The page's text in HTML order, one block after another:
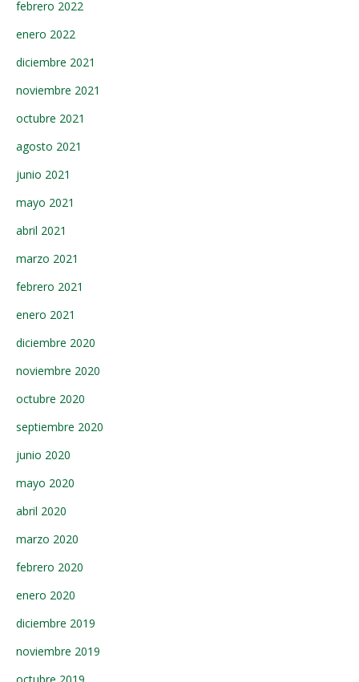
febrero 2022
enero 2022
diciembre 2021
noviembre 2021
octubre 2021
agosto 2021
junio 2021
mayo 2021
abril 2021
marzo 2021
febrero 2021
enero 2021
diciembre 2020
noviembre 2020
octubre 2020
septiembre 2020
junio 2020
mayo 2020
abril 2020
marzo 2020
febrero 2020
enero 2020
diciembre 2019
noviembre 2019